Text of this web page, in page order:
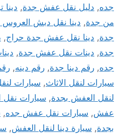
جده, دليل نقل عفش جدة,
من جدة, دينا نقل دبش العروس
جدة, دينا نقل عفش جدة حراج,
جدة, دينات نقل عفش جدة,
جده, رقم دينا جدة, رقم دينه,
سيارات لنقل الاثاث, سيارات
لنقل العفش بجدة, سيارات نقل
عفش, سيارات نقل عفش جده,
بجدة, سيارة دينا لنقل العفش,